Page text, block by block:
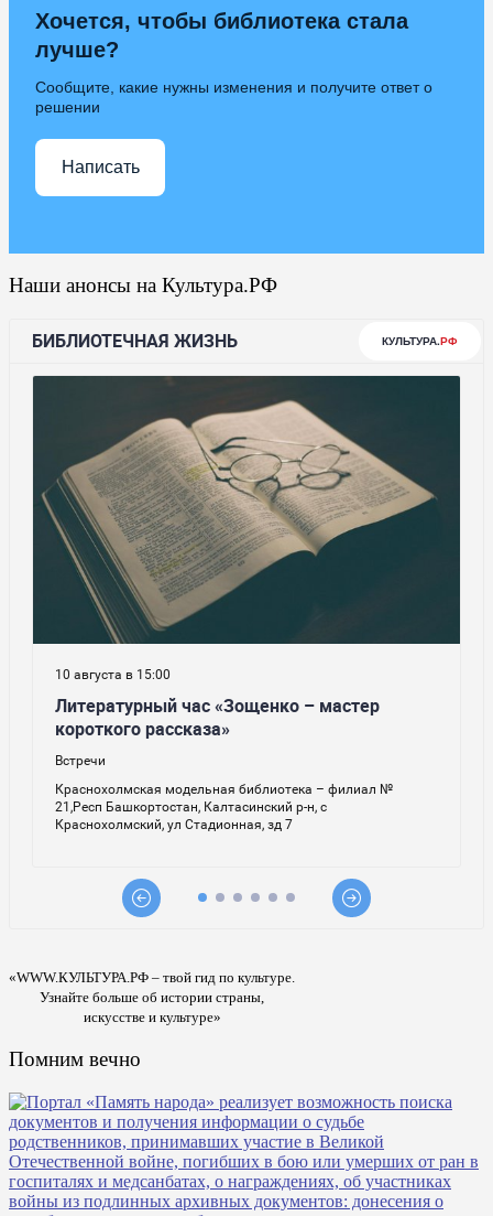
Хочется, чтобы библиотека стала
лучше?
Сообщите, какие нужны изменения и получите ответ о
решении
Написать
Наши анонсы на Культура.РФ
«WWW.КУЛЬТУРА.РФ – твой гид по культуре.
Узнайте больше об истории страны,
искусстве и культуре»
Помним вечно